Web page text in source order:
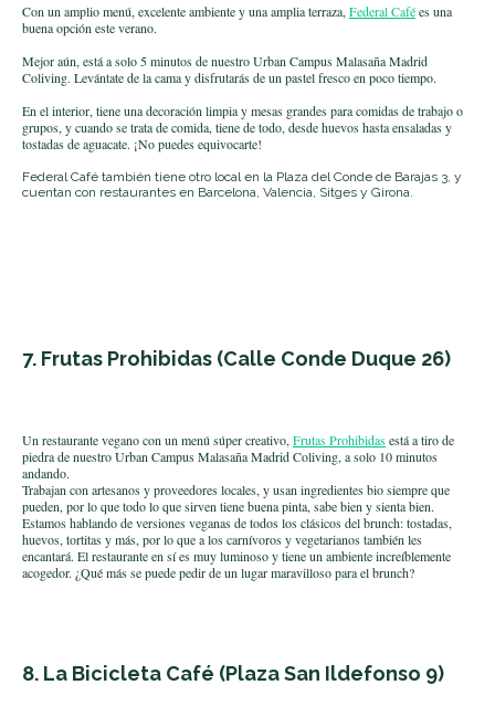
Con un amplio menú, excelente ambiente y una amplia terraza, Federal Cafées una
buena opción este verano.
Mejor aún, está a solo 5 minutos de nuestro Urban Campus Malasaña Madrid
Coliving. Levántate de la cama y disfrutarás de un pastel fresco en poco tiempo.
En el interior, tiene una decoración limpia y mesas grandes para comidas de trabajo o
grupos, y cuando se trata de comida, tiene de todo, desde huevos hasta ensaladas y
tostadas de aguacate. ¡No puedes equivocarte!
Federal Café también tiene otro local en la Plaza del Conde de Barajas 3, y
cuentan con restaurantes en Barcelona, ​​Valencia, Sitges y Girona.
7. Frutas Prohibidas (Calle Conde Duque 26)
Un restaurante vegano con un menú súper creativo, Frutas Prohibidasestá a tiro de
piedra de nuestro Urban Campus Malasaña Madrid Coliving, a solo 10 minutos
andando.
Trabajan con artesanos y proveedores locales, y usan ingredientes bio siempre que
pueden, por lo que todo lo que sirven tiene buena pinta, sabe bien y sienta bien.
Estamos hablando de versiones veganas de todos los clásicos del brunch: tostadas,
huevos, tortitas y más, por lo que a los carnívoros y vegetarianos también les
encantará. El restaurante en sí es muy luminoso y tiene un ambiente increíblemente
acogedor. ¿Qué más se puede pedir de un lugar maravilloso para el brunch?
8. La Bicicleta Café (Plaza San Ildefonso 9)